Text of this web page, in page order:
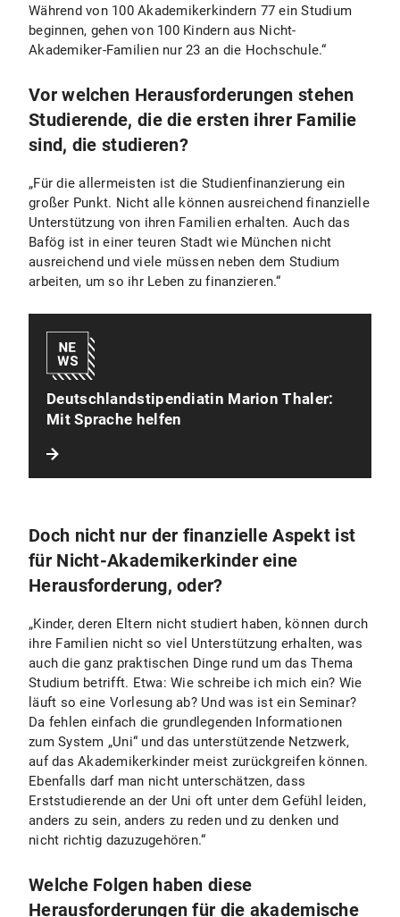
Während von 100 Akademikerkindern 77 ein Studium
beginnen, gehen von 100 Kindern aus Nicht-
Akademiker-Familien nur 23 an die Hochschule.“
Vor welchen Herausforderungen stehen
Studierende, die die ersten ihrer Familie
sind, die studieren?
„Für die allermeisten ist die Studienfinanzierung ein
großer Punkt. Nicht alle können ausreichend finanzielle
Unterstützung von ihren Familien erhalten. Auch das
Bafög ist in einer teuren Stadt wie München nicht
ausreichend und viele müssen neben dem Studium
arbeiten, um so ihr Leben zu finanzieren.“
Deutschlandstipendiatin Marion Thaler:
Mit Sprache helfen
Doch nicht nur der finanzielle Aspekt ist
für Nicht-Akademikerkinder eine
Herausforderung, oder?
„Kinder, deren Eltern nicht studiert haben, können durch
ihre Familien nicht so viel Unterstützung erhalten, was
auch die ganz praktischen Dinge rund um das Thema
Studium betrifft. Etwa: Wie schreibe ich mich ein? Wie
läuft so eine Vorlesung ab? Und was ist ein Seminar?
Da fehlen einfach die grundlegenden Informationen
zum System „Uni“ und das unterstützende Netzwerk,
auf das Akademikerkinder meist zurückgreifen können.
Ebenfalls darf man nicht unterschätzen, dass
Erststudierende an der Uni oft unter dem Gefühl leiden,
anders zu sein, anders zu reden und zu denken und
nicht richtig dazuzugehören.“
Welche Folgen haben diese
Herausforderungen für die akademische